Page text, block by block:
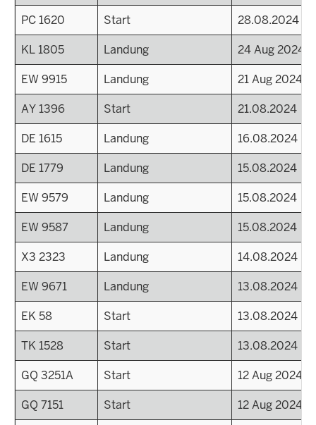
PC 1620
Start
28.08.2024
KL 1805
Landung
24 Aug 2024 -
EW 9915
Landung
21 Aug 2024 -
AY 1396
Start
21.08.2024
DE 1615
Landung
16.08.2024
DE 1779
Landung
15.08.2024
EW 9579
Landung
15.08.2024
EW 9587
Landung
15.08.2024
X3 2323
Landung
14.08.2024
EW 9671
Landung
13.08.2024
EK 58
Start
13.08.2024
TK 1528
Start
13.08.2024
GQ 3251A
Start
12 Aug 2024 -
GQ 7151
Start 12 Aug 2024 -